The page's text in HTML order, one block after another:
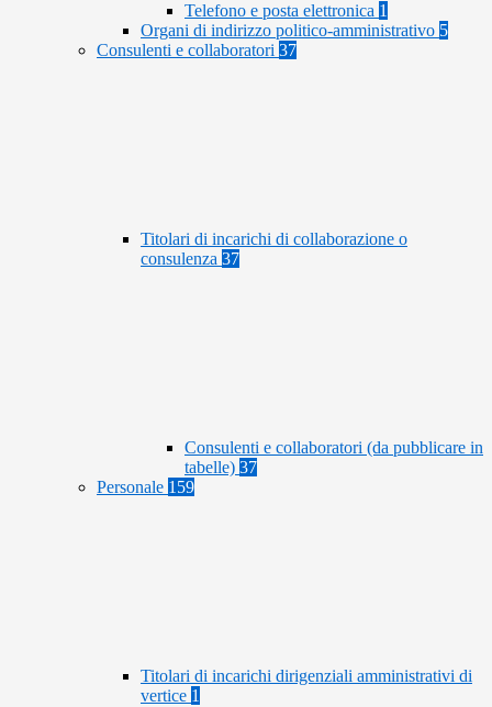
Telefono e posta elettronica 1
Organi di indirizzo politico-amministrativo 5
Consulenti e collaboratori 37
Titolari di incarichi di collaborazione o
consulenza 37
Consulenti e collaboratori (da pubblicare in
tabelle) 37
Personale 159
Titolari di incarichi dirigenziali amministrativi di
vertice 1